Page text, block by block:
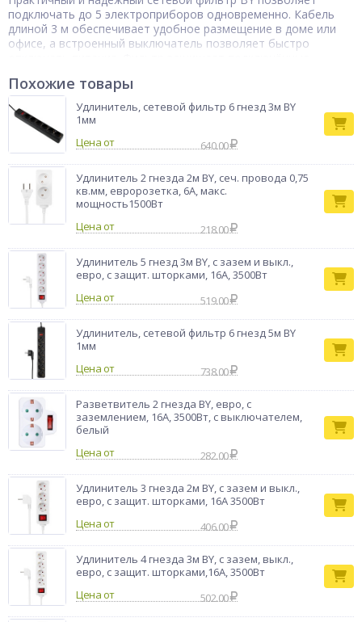
подключать до 5 электроприборов одновременно. Кабель
длиной 3 м обеспечивает удобное размещение в доме или
офисе, а встроенный выключатель позволяет быстро
поддерживая мощность до 2500 Вт. Элегантный чёрный
дизайн гармонично вписывается в любой интерьер и
подходит для повседневного использования.
Бренд
Похожие товары
Удлинитель, сетевой фильтр 6 гнезд 3м BY
1мм
Цена от
640.00
Удлинитель 2 гнезда 2м BY, сеч. провода 0,75
кв.мм, евророзетка, 6A, макс.
мощность1500Вт
Цена от
218.00
Удлинитель 5 гнезд 3м BY, с зазем и выкл.,
евро, с защит. шторками, 16A, 3500Вт
Цена от
519.00
Удлинитель, сетевой фильтр 6 гнезд 5м BY
1мм
Цена от
738.00
Разветвитель 2 гнезда BY, евро, с
заземлением, 16А, 3500Вт, с выключателем,
белый
Цена от
282.00
Удлинитель 3 гнезда 2м BY, с зазем и выкл.,
евро, с защит. шторками, 16A 3500Вт
Цена от
406.00
Удлинитель 4 гнезда 3м BY, с зазем, выкл.,
евро, с защит. шторками,16A, 3500Вт
Цена от
502.00